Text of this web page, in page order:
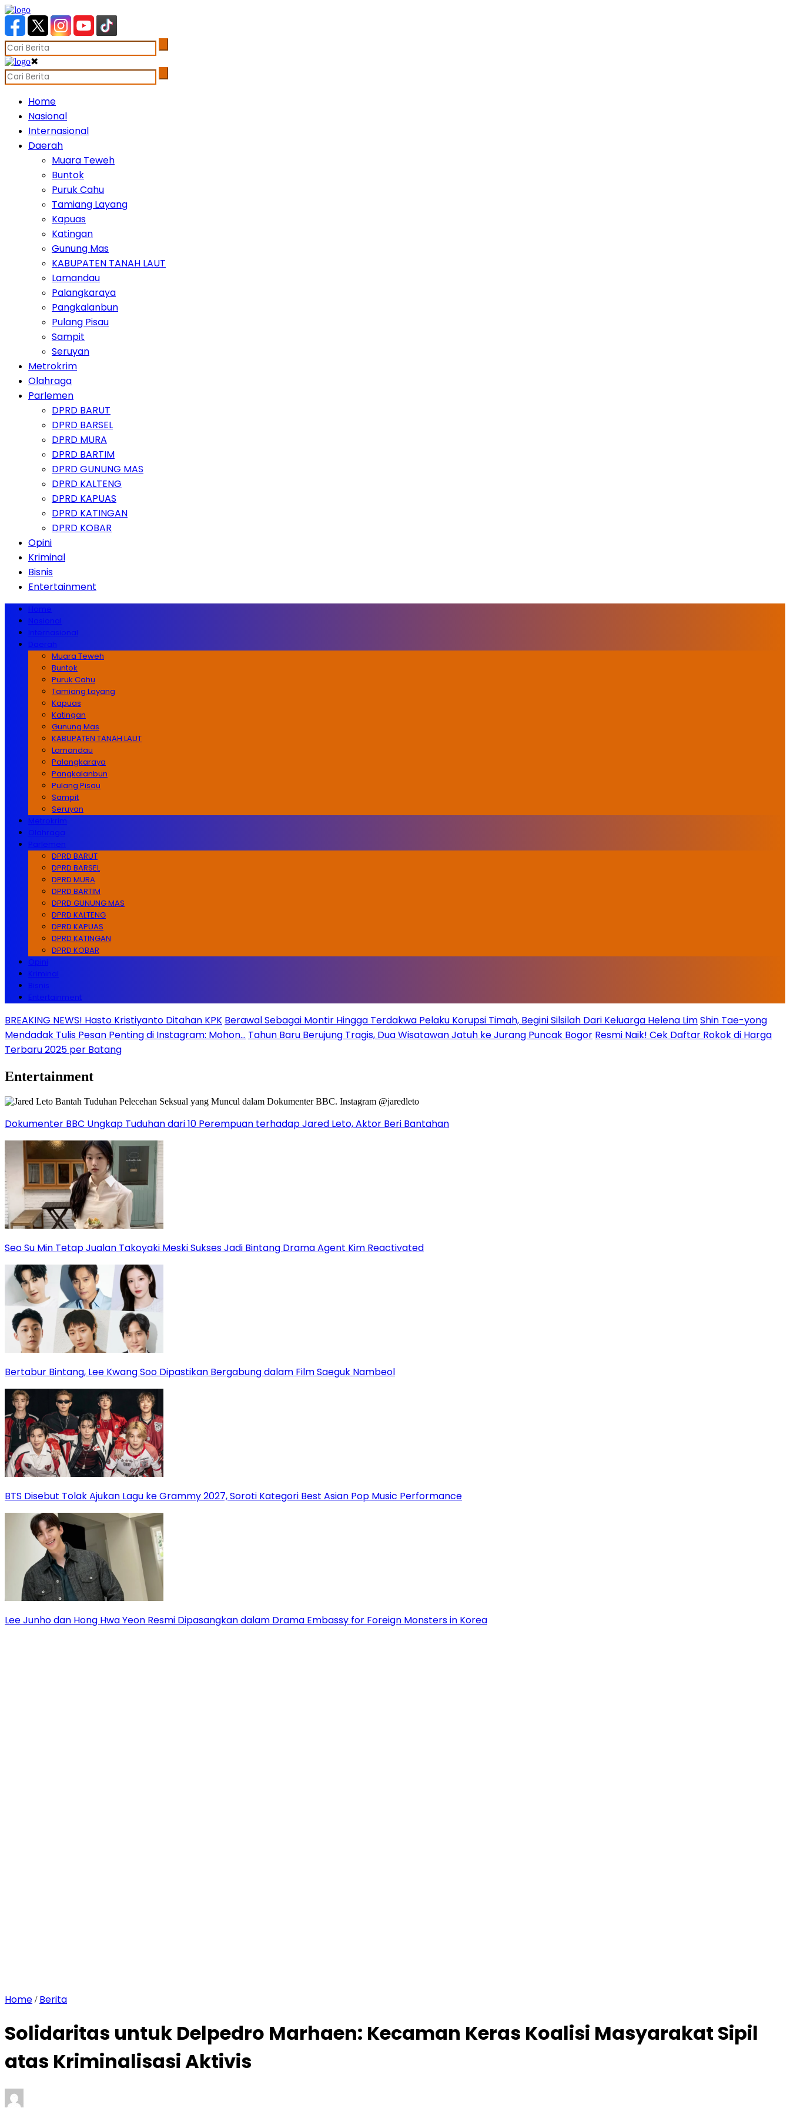
✖
Home
Nasional
Internasional
Daerah
Muara Teweh
Buntok
Puruk Cahu
Tamiang Layang
Kapuas
Katingan
Gunung Mas
KABUPATEN TANAH LAUT
Lamandau
Palangkaraya
Pangkalanbun
Pulang Pisau
Sampit
Seruyan
Metrokrim
Olahraga
Parlemen
DPRD BARUT
DPRD BARSEL
DPRD MURA
DPRD BARTIM
DPRD GUNUNG MAS
DPRD KALTENG
DPRD KAPUAS
DPRD KATINGAN
DPRD KOBAR
Opini
Kriminal
Bisnis
Entertainment
Home
Nasional
Internasional
Daerah
Muara Teweh
Buntok
Puruk Cahu
Tamiang Layang
Kapuas
Katingan
Gunung Mas
KABUPATEN TANAH LAUT
Lamandau
Palangkaraya
Pangkalanbun
Pulang Pisau
Sampit
Seruyan
Metrokrim
Olahraga
Parlemen
DPRD BARUT
DPRD BARSEL
DPRD MURA
DPRD BARTIM
DPRD GUNUNG MAS
DPRD KALTENG
DPRD KAPUAS
DPRD KATINGAN
DPRD KOBAR
Opini
Kriminal
Bisnis
Entertainment
BREAKING NEWS! Hasto Kristiyanto Ditahan KPK Berawal Sebagai Montir Hingga Terdakwa Pelaku Korupsi Timah, Begini Silsilah Dari Keluarga Helena LimShin Tae-yong
Mendadak Tulis Pesan Penting di Instagram: Mohon… Tahun Baru Berujung Tragis, Dua Wisatawan Jatuh ke Jurang Puncak Bogor Resmi Naik! Cek Daftar Rokok di Harga
Terbaru 2025 per Batang
Entertainment
Dokumenter BBC Ungkap Tuduhan dari 10 Perempuan terhadap Jared Leto, Aktor Beri Bantahan
Seo Su Min Tetap Jualan Takoyaki Meski Sukses Jadi Bintang Drama Agent Kim Reactivated
Bertabur Bintang, Lee Kwang Soo Dipastikan Bergabung dalam Film Saeguk Nambeol
BTS Disebut Tolak Ajukan Lagu ke Grammy 2027, Soroti Kategori Best Asian Pop Music Performance
Lee Junho dan Hong Hwa Yeon Resmi Dipasangkan dalam Drama Embassy for Foreign Monsters in Korea
Home / Berita
Solidaritas untuk Delpedro Marhaen: Kecaman Keras Koalisi Masyarakat Sipil
atas Kriminalisasi Aktivis